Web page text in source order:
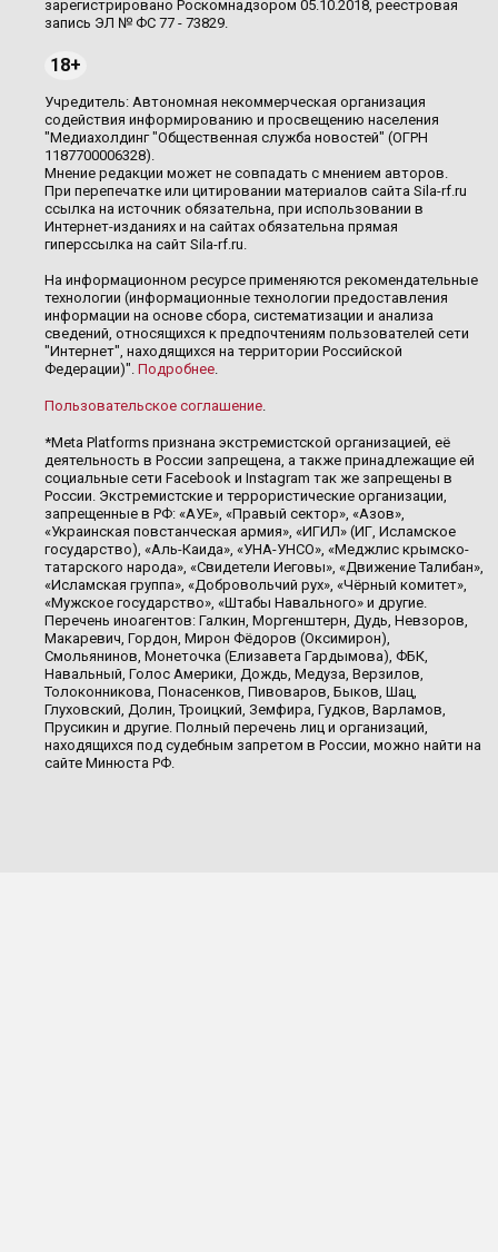
зарегистрировано Роскомнадзором 05.10.2018, реестровая
запись ЭЛ № ФС 77 - 73829.
18+
Учредитель: Автономная некоммерческая организация
содействия информированию и просвещению населения
"Медиахолдинг "Общественная служба новостей" (ОГРН
1187700006328).
Мнение редакции может не совпадать с мнением авторов.
При перепечатке или цитировании материалов сайта Sila-rf.ru
ссылка на источник обязательна, при использовании в
Интернет-изданиях и на сайтах обязательна прямая
гиперссылка на сайт Sila-rf.ru.
На информационном ресурсе применяются рекомендательные
технологии (информационные технологии предоставления
информации на основе сбора, систематизации и анализа
сведений, относящихся к предпочтениям пользователей сети
"Интернет", находящихся на территории Российской
Федерации)". Подробнее.
Пользовательское соглашение.
*Meta Platforms признана экстремистской организацией, её
деятельность в России запрещена, а также принадлежащие ей
социальные сети Facebook и Instagram так же запрещены в
России. Экстремистские и террористические организации,
запрещенные в РФ: «АУЕ», «Правый сектор», «Азов»,
«Украинская повстанческая армия», «ИГИЛ» (ИГ, Исламское
государство), «Аль-Каида», «УНА-УНСО», «Меджлис крымско-
татарского народа», «Свидетели Иеговы», «Движение Талибан»,
«Исламская группа», «Добровольчий рух», «Чёрный комитет»,
«Мужское государство», «Штабы Навального» и другие.
Перечень иноагентов: Галкин, Моргенштерн, Дудь, Невзоров,
Макаревич, Гордон, Мирон Фёдоров (Оксимирон),
Смольянинов, Монеточка (Елизавета Гардымова), ФБК,
Навальный, Голос Америки, Дождь, Медуза, Верзилов,
Толоконникова, Понасенков, Пивоваров, Быков, Шац,
Глуховский, Долин, Троицкий, Земфира, Гудков, Варламов,
Прусикин и другие. Полный перечень лиц и организаций,
находящихся под судебным запретом в России, можно найти на
сайте Минюста РФ.